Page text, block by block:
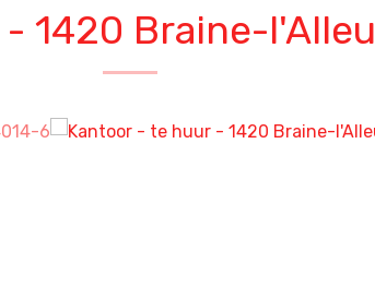
- 1420 Braine-